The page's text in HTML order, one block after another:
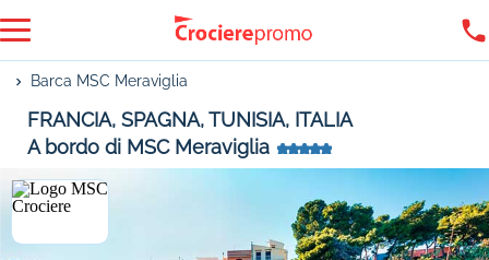
Barca MSC Meraviglia
FRANCIA, SPAGNA, TUNISIA, ITALIA
A bordo di MSC Meraviglia